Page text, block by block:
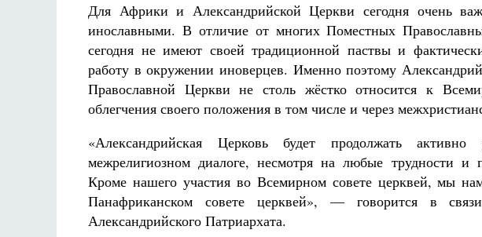
Для Африки и Александрийской Церкви сегодня очень
инославными. В отличие от многих Поместных
сегодня не имеют своей традиционной паствы и
работу в окружении иноверцев. Именно поэтому
Православной Церкви не столь жёстко относится к
облегчения своего положения в том числе и через
«Александрийская Церковь будет продолжать
межрелигиозном диалоге, несмотря на любые трудности и
Кроме нашего участия во Всемирном совете церквей, мы
Панафриканском совете церквей», — говорится в
Александрийского Патриархата.